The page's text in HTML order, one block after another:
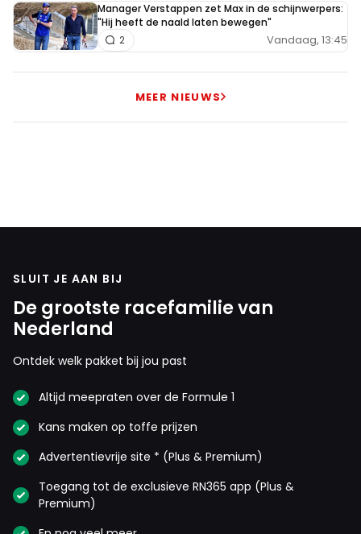
Manager Verstappen zet Max in de schijnwerpers:
"Hij heeft de naald laten bewegen"
Vandaag, 13:45
2
MEER NIEUWS
SLUIT JE AAN BIJ
De grootste racefamilie van
Nederland
Ontdek welk pakket bij jou past
Altijd meepraten over de Formule 1
Kans maken op toffe prijzen
Advertentievrije site * (Plus & Premium)
Toegang tot de exclusieve RN365 app (Plus &
Premium)